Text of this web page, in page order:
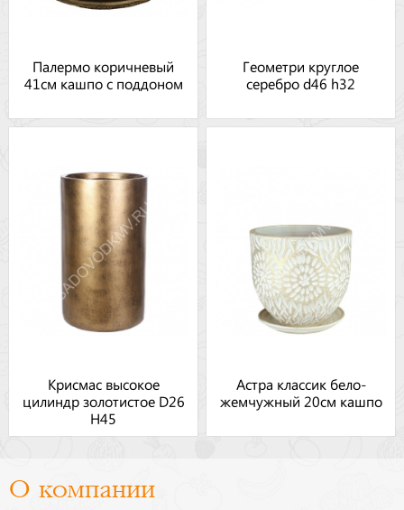
Палермо коричневый
41см кашпо с поддоном
Геометри круглое
серебро d46 h32
Крисмас высокое
цилиндр золотистое D26
H45
Астра классик бело-
жемчужный 20см кашпо
О компании